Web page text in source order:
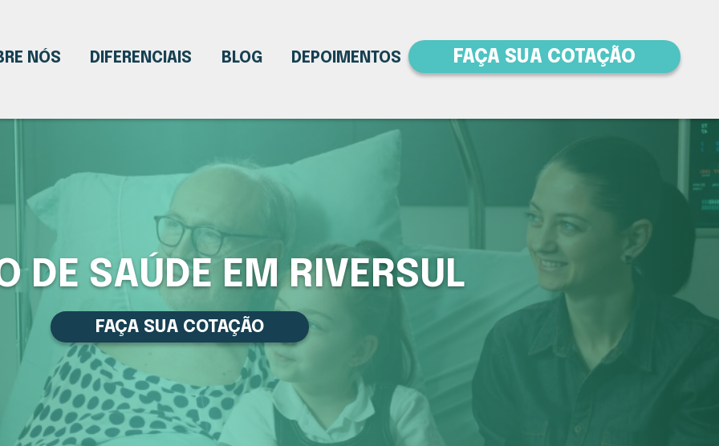
NÓS DIFERENCIAIS BLOG DEPOIMENTOS FAÇA SUA COTAÇÃO
DE SAÚDE EM RIVERSUL
FAÇA SUA COTAÇÃO